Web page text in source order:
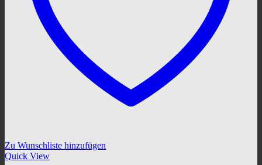
Zu Wunschliste hinzufügen
Quick View